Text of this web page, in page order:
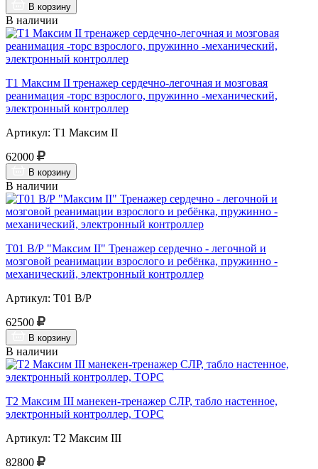
В корзину
В наличии
Т1 Максим II тренажер сердечно-легочная и мозговая
реанимация -торс взрослого, пружинно -механический,
электронный контроллер
Артикул: Т1 Максим II
62000
В корзину
В наличии
Т01 В/Р "Максим II" Тренажер сердечно - легочной и
мозговой реанимации взрослого и ребёнка, пружинно -
механический, электронный контроллер
Артикул: Т01 В/Р
62500
В корзину
В наличии
Т2 Максим III манекен-тренажер СЛР, табло настенное,
электронный контроллер, ТОРС
Артикул: Т2 Максим III
82800